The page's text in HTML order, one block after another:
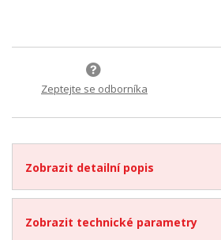
Zeptejte se odborníka
Zobrazit detailní popis
Zobrazit technické parametry